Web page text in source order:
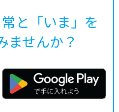
と「いま」を
ませんか？